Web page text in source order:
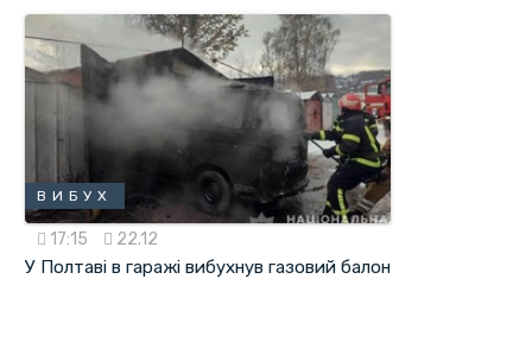
ВИБУХ
17:15 22.12
У Полтаві в гаражі вибухнув газовий балон